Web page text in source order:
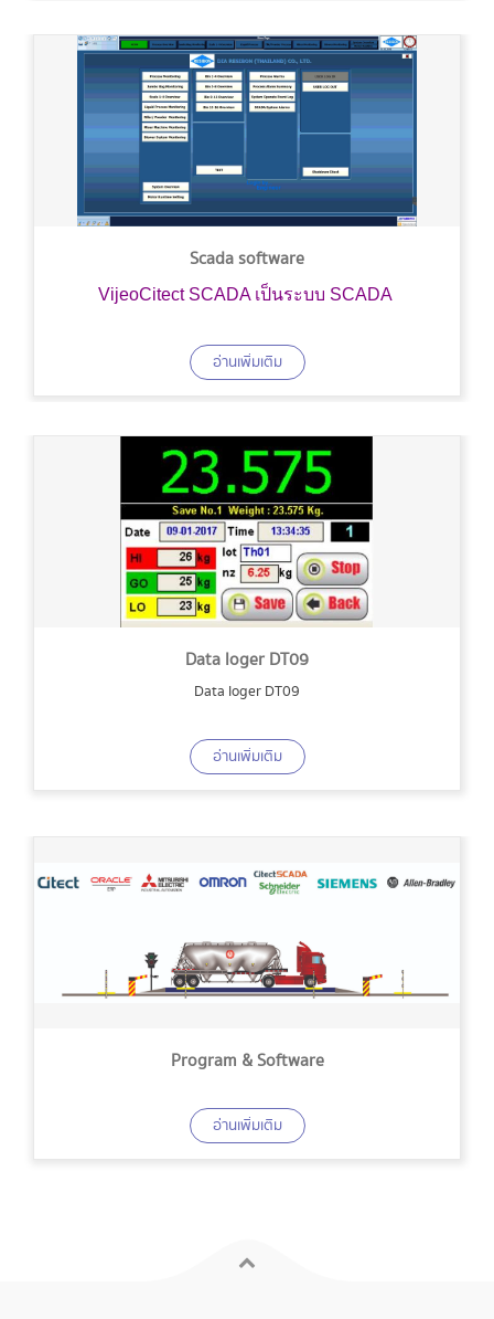
Scada software
VijeoCitect SCADA เป็นระบบ SCADA
อ่านเพิ่มเติม
Data loger DT09
Data loger DT09
อ่านเพิ่มเติม
Program & Software
อ่านเพิ่มเติม